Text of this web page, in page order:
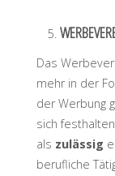
Das
mehr in der
der Werbung
sich
als zulässig
berufliche